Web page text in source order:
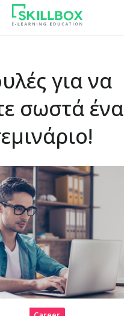
για να
σωστά ένα